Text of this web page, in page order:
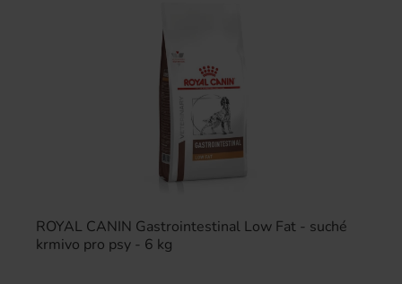
ROYAL CANIN Gastrointestinal Low Fat - suché
krmivo pro psy - 6 kg